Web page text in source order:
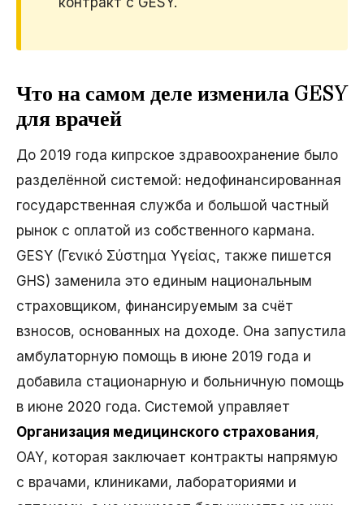
Что на самом деле изменила GESY
для врачей
До 2019 года кипрское здравоохранение было
разделённой системой: недофинансированная
государственная служба и большой частный
рынок с оплатой из собственного кармана.
GESY (Γενικό Σύστημα Υγείας, также пишется
GHS) заменила это единым национальным
страховщиком, финансируемым за счёт
взносов, основанных на доходе. Она запустила
амбулаторную помощь в июне 2019 года и
добавила стационарную и больничную помощь
в июне 2020 года. Системой управляет
Организация медицинского страхования,
ΟΑΥ, которая заключает контракты напрямую
с врачами, клиниками, лабораториями и